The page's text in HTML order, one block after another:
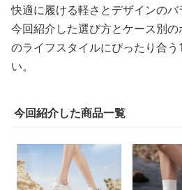
快適に履ける軽さとデザインのバ
今回紹介した選び方とケース別
のライフスタイルにぴったり合
い。
今回紹介した商品一覧